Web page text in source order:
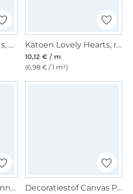
Katoen Lovely Hearts, wit Katoen Lovely Hearts, rood
10,12 € / m
(6,98 € / 1 m²)
Katoenen mix cretonne toekan, veelkleurig Decoratiestof Canvas Peony, paars